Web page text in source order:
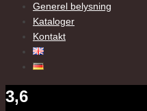
Generel belysning
Kataloger
Kontakt
3,6